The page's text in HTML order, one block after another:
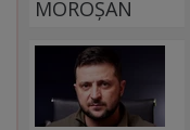
MOROȘAN